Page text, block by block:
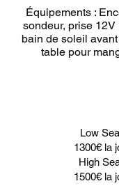
Équipements :
sondeur, prise
bain de soleil
table pour
Low
1300€ la
High
1500€ la